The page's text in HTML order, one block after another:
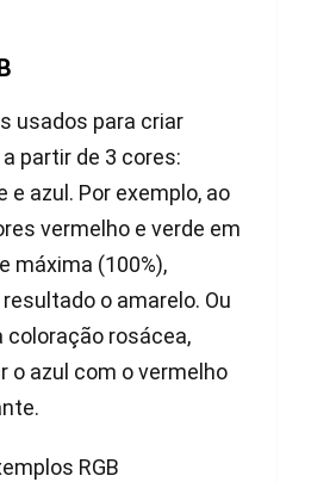
usados para criar
partir de 3 cores:
e azul. Por exemplo, ao
vermelho e verde em
máxima (100%),
o amarelo. Ou
coloração rosácea,
o azul com o vermelho
RGB